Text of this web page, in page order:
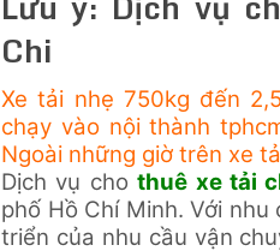
Chi
Xe tải nhẹ 750kg đến
chạy vào nội thành
Ngoài những giờ trên xe
Dịch vụ chothuê xe tải
phố Hồ Chí Minh. Với
triển của nhu cầu vận